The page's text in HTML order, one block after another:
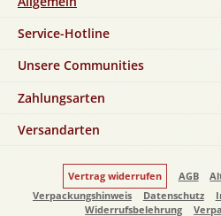
Service-Hotline
Unsere Communities
Zahlungsarten
Versandarten
Vertrag widerrufen AGB
Verpackungshinweis
Datenschutz
Widerrufsbelehrung